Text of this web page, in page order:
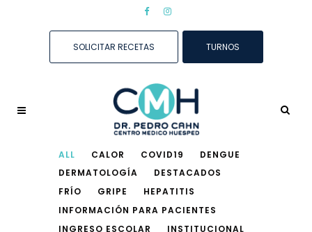
SOLICITAR RECETAS TURNOS
ALL CALOR COVID19
DENGUE
DERMATOLOGÍA
DESTACADOS
FRÍO
GRIPE
HEPATITIS
INFORMACIÓN PARA PACIENTES
INGRESO ESCOLAR
INSTITUCIONAL